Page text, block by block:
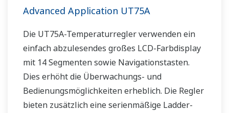
Advanced Application UT75A
Die UT75A-Temperaturregler verwenden ein
einfach abzulesendes großes LCD-Farbdisplay
mit 14 Segmenten sowie Navigationstasten.
Dies erhöht die Überwachungs- und
Bedienungsmöglichkeiten erheblich. Die Regler
bieten zusätzlich eine serienmäßige Ladder-